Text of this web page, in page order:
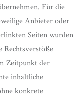
Für die
Anbieter oder
Seiten wurden
Rechtsverstöße
Zeitpunkt der
inhaltliche
konkrete